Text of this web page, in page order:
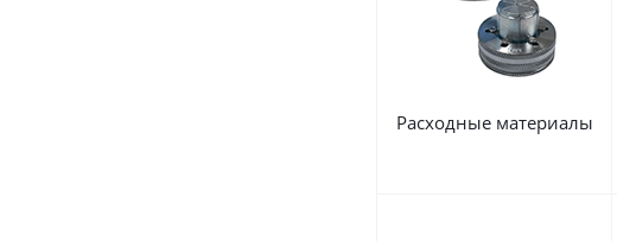
Расходные материалы